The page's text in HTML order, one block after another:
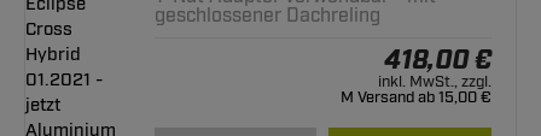
geschlossener Dachreling
418,00 €
inkl. MwSt., zzgl.
M Versand ab 15,00 €